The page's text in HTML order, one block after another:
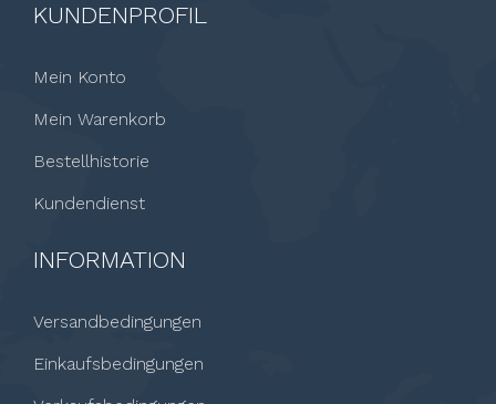
KUNDENPROFIL
Mein Konto
Mein Warenkorb
Bestellhistorie
Kundendienst
INFORMATION
Versandbedingungen
Einkaufsbedingungen